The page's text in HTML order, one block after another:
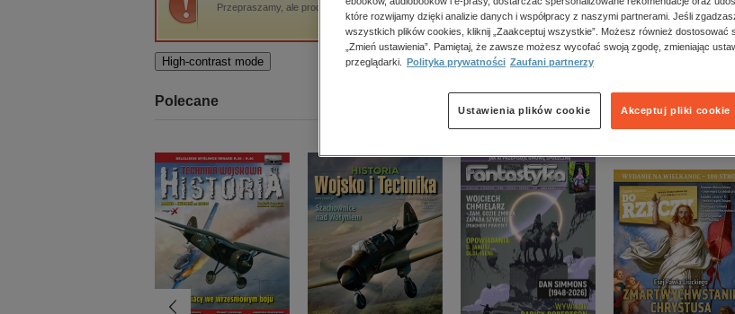
biznesowe, branżowe, gospodarka
darmowe wydania
edukacja
kobiece, lifestyle, kultura
psychologiczne
inne
popularno-naukowe
historia
zdrowie
religie
Przepraszamy, ale produkt „Dawna Biała Na Podlasiu” nie jest dostępny.
High-contrast mode
Polecane
które rozwijamy dzięki analizie danych i współpracy z naszymi partnerami. Jeśli
wszystkich plików cookies, kliknij „Zaakceptuj wszystkie”. Możesz również dostosować
„Zmień ustawienia”. Pamiętaj, że zawsze możesz wycofać swoją zgodę, zmieniając
przeglądarki.
Polityka prywatności Zaufani partnerzy
Akceptuj pliki cookie
Ustawienia plików cookie